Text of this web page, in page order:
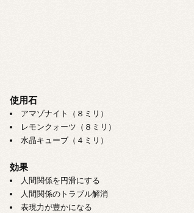
使用石
アマゾナイト（８ミリ）
レモンクォーツ（８ミリ）
水晶キューブ（４ミリ）
効果
人間関係を円滑にする
人間関係のトラブル解消
表現力が豊かになる